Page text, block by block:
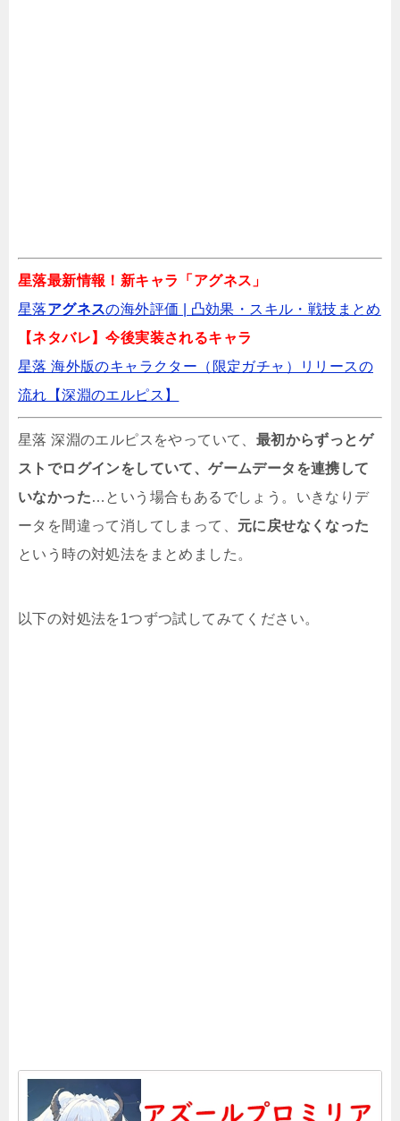
星落の看板娘の変更方法｜変更できないとき
の対処法も【ホーム画面の画像変更】
クレジットカードは注意！スマホゲーム課金
は家族にバレる？リスクやプリペイドカード
利用など
星落：深淵のエルピスの事前登録特典
星落最新情報！新キャラ「アグネス」
星落アグネスの海外評価 | 凸効果・スキル・戦技まとめ️
【ネタバレ】今後実装されるキャラ
星落 海外版のキャラクター（限定ガチャ）リリースの
流れ【深淵のエルピス】
星落 深淵のエルピスをやっていて、 最初からずっとゲ
ストでログインをしていて、ゲームデータを連携して
いなかった…という場合もあるでしょう。いきなりデ
ータを間違って消してしまって、 元に戻せなくなった
という時の対処法をまとめました。
以下の対処法を1つずつ試してみてください。